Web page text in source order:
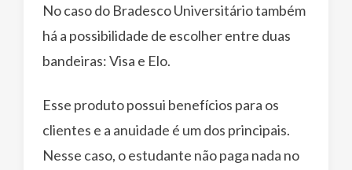
No caso do Bradesco Universitário também
há a possibilidade de escolher entre duas
bandeiras: Visa e Elo.
Esse produto possui benefícios para os
clientes e a anuidade é um dos principais.
Nesse caso, o estudante não paga nada no